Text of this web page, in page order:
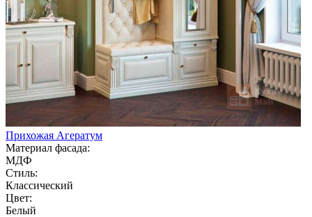
Прихожая Агератум
Материал фасада:
МДФ
Стиль:
Классический
Цвет:
Белый